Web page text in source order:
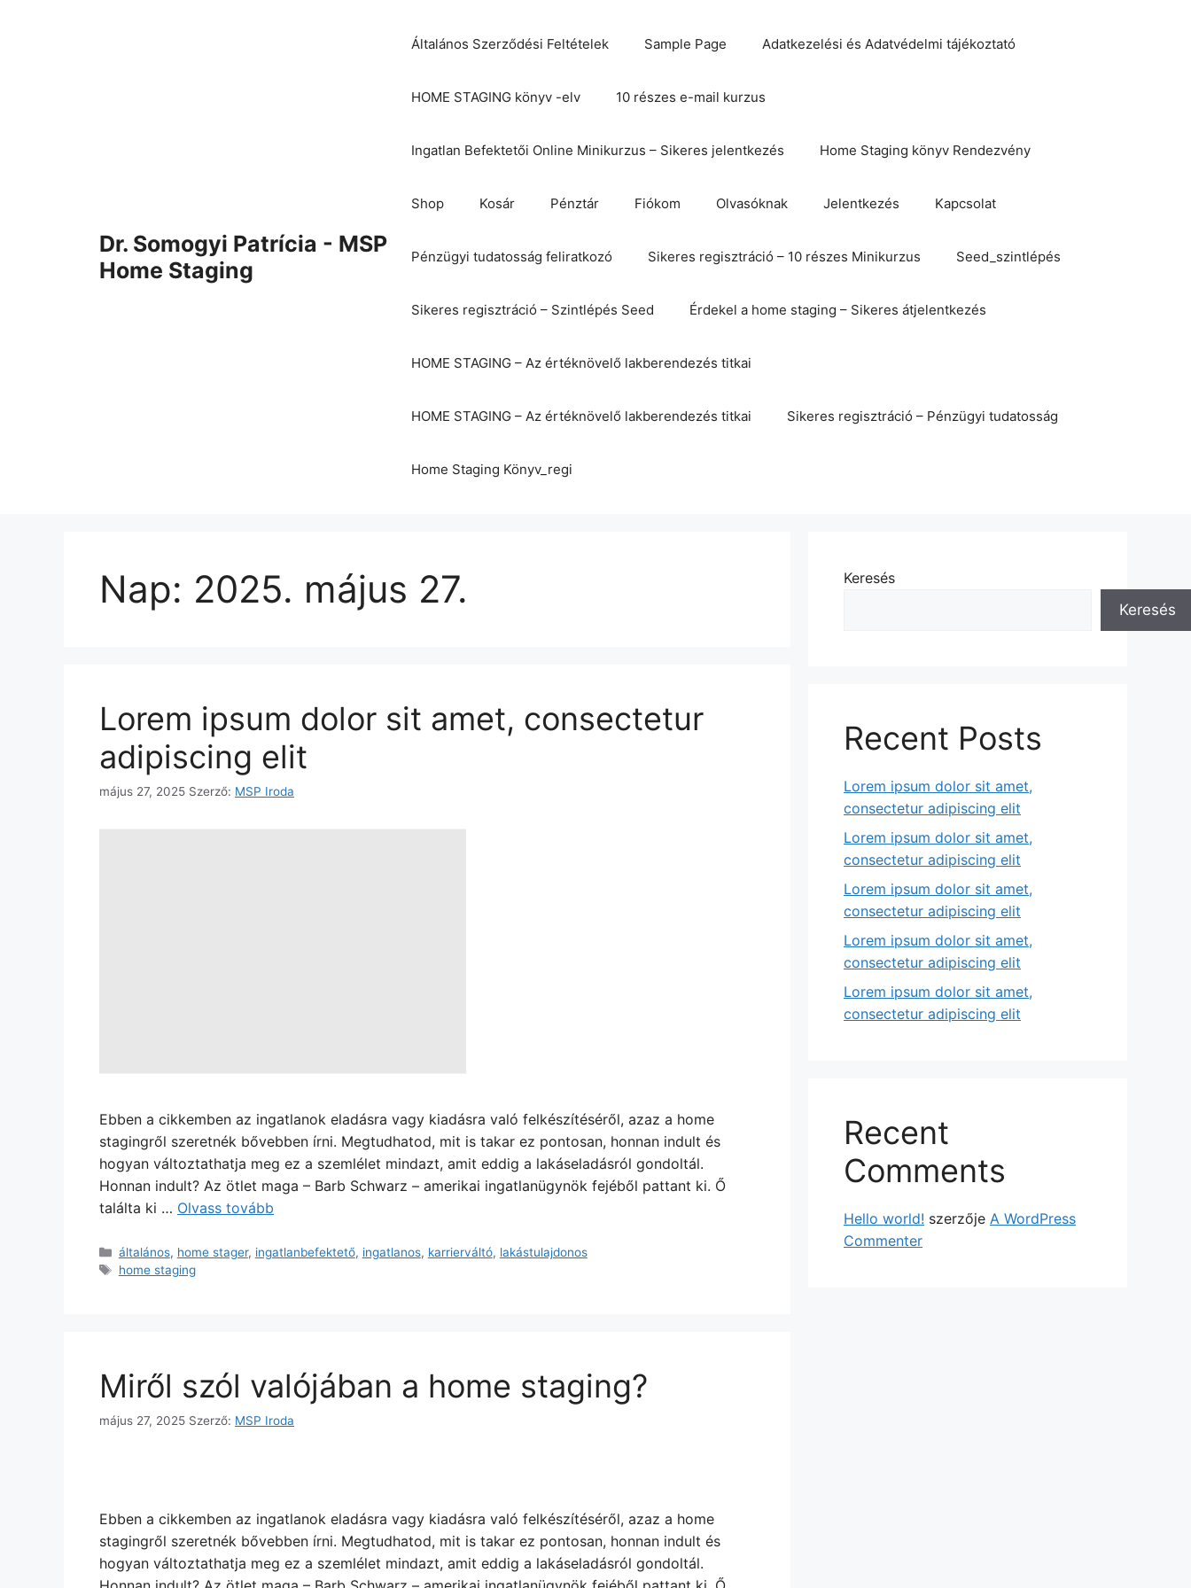
Dr. Somogyi Patrícia - MSP
Home Staging
Általános Szerződési Feltételek Sample Page Adatkezelési és Adatvédelmi tájékoztató
HOME STAGING könyv -elv 10 részes e-mail kurzus
Ingatlan Befektetői Online Minikurzus – Sikeres jelentkezés Home Staging könyv Rendezvény
Shop Kosár Pénztár Fiókom Olvasóknak Jelentkezés Kapcsolat
Pénzügyi tudatosság feliratkozó Sikeres regisztráció – 10 részes Minikurzus Seed_szintlépés
Sikeres regisztráció – Szintlépés Seed Érdekel a home staging – Sikeres átjelentkezés
HOME STAGING – Az értéknövelő lakberendezés titkai
HOME STAGING – Az értéknövelő lakberendezés titkai Sikeres regisztráció – Pénzügyi tudatosság
Home Staging Könyv_regi
Nap: 2025. május 27.
Lorem ipsum dolor sit amet, consectetur
adipiscing elit
május 27, 2025 Szerző: MSP Iroda
Ebben a cikkemben az ingatlanok eladásra vagy kiadásra való felkészítéséről, azaz a home
stagingről szeretnék bővebben írni. Megtudhatod, mit is takar ez pontosan, honnan indult és
hogyan változtathatja meg ez a szemlélet mindazt, amit eddig a lakáseladásról gondoltál.
Honnan indult? Az ötlet maga – Barb Schwarz – amerikai ingatlanügynök fejéből pattant ki. Ő
találta ki … Olvass tovább
általános, home stager, ingatlanbefektető, ingatlanos, karrierváltó, lakástulajdonos
home staging
Miről szól valójában a home staging?
május 27, 2025 Szerző: MSP Iroda
Ebben a cikkemben az ingatlanok eladásra vagy kiadásra való felkészítéséről, azaz a home
stagingről szeretnék bővebben írni. Megtudhatod, mit is takar ez pontosan, honnan indult és
hogyan változtathatja meg ez a szemlélet mindazt, amit eddig a lakáseladásról gondoltál.
Keresés
Keresés
Recent Posts
Lorem ipsum dolor sit amet,
consectetur adipiscing elit
Lorem ipsum dolor sit amet,
consectetur adipiscing elit
Lorem ipsum dolor sit amet,
consectetur adipiscing elit
Lorem ipsum dolor sit amet,
consectetur adipiscing elit
Lorem ipsum dolor sit amet,
consectetur adipiscing elit
Recent
Comments
Hello world! szerzője A WordPress
Commenter